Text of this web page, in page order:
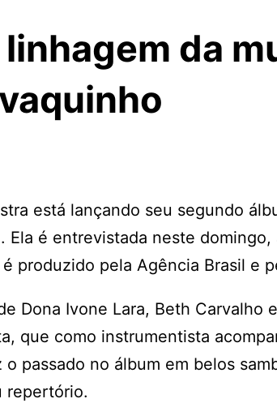
da
está lançando seu segundo
é entrevistada neste domingo,
produzido pela Agência Brasil e
Dona Ivone Lara, Beth Carvalho
que como instrumentista
passado no álbum em belos
repertório.